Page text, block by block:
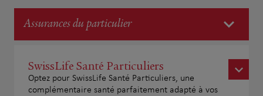
Assurances du particulier
SwissLife Santé Particuliers
Optez pour SwissLife Santé Particuliers, une
complémentaire santé parfaitement adapté à vos